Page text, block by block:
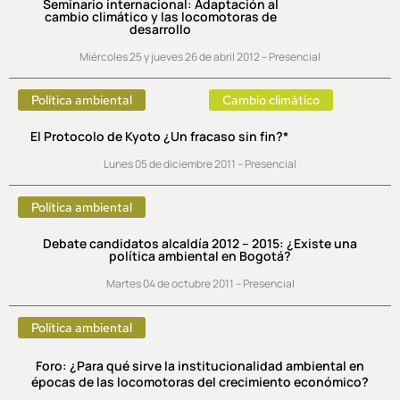
Seminario internacional: Adaptación al
cambio climático y las locomotoras de
desarrollo
Miércoles 25 y jueves 26 de abril 2012 – Presencial
Política ambiental Cambio climático
El Protocolo de Kyoto ¿Un fracaso sin fin?*
Lunes 05 de diciembre 2011 – Presencial
Política ambiental
Debate candidatos alcaldía 2012 – 2015: ¿Existe una
política ambiental en Bogotá?
Martes 04 de octubre 2011 – Presencial
Política ambiental
Foro: ¿Para qué sirve la institucionalidad ambiental en
épocas de las locomotoras del crecimiento económico?